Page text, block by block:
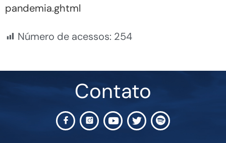
pandemia.ghtml
Número de acessos: 254
Contato